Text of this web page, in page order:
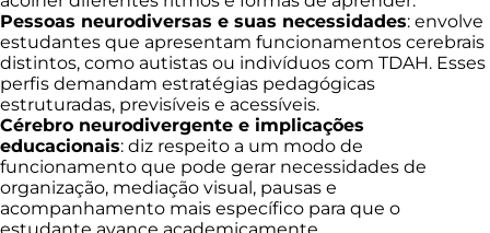
Pessoas neurodiversas e suas necessidades: envolve
estudantes que apresentam funcionamentos cerebrais
distintos, como autistas ou indivíduos com TDAH. Esses
perfis demandam estratégias pedagógicas
estruturadas, previsíveis e acessíveis.
Cérebro neurodivergente e implicações
educacionais: diz respeito a um modo de
funcionamento que pode gerar necessidades de
organização, mediação visual, pausas e
acompanhamento mais específico para que o